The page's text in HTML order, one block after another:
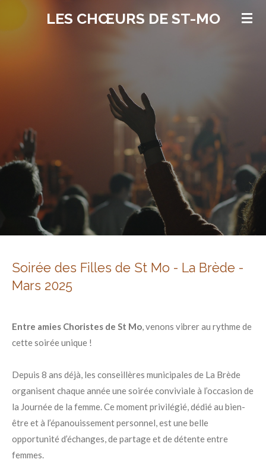
au
LES CHŒURS DE ST-MO
Soirée des Filles de St Mo - La Brède -
Mars 2025
Entre amies Choristes de St Mo, venons vibrer au rythme de
cette soirée unique !
Depuis 8 ans déjà, les conseillères municipales de La Brède
organisent chaque année une soirée conviviale à l’occasion de
la Journée de la femme. Ce moment privilégié, dédié au bien-
être et à l’épanouissement personnel, est une belle
opportunité d’échanges, de partage et de détente entre
femmes.